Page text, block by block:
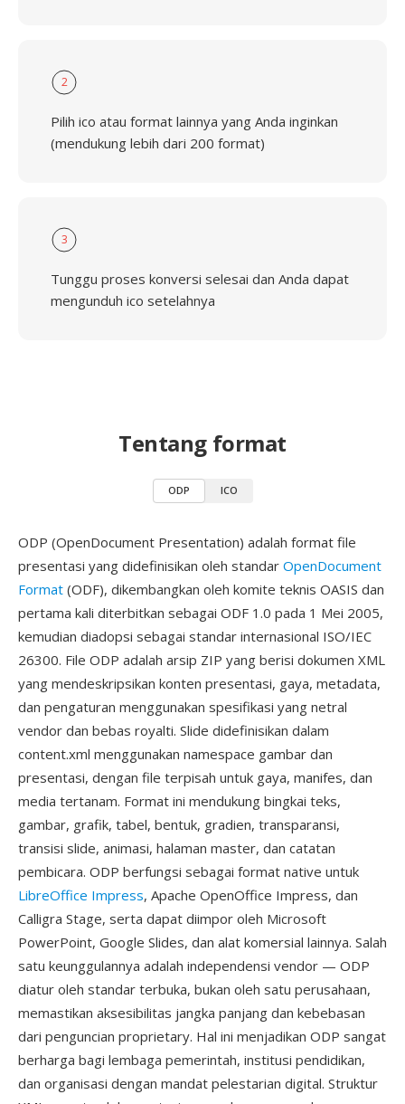
2
Pilih ico atau format lainnya yang Anda inginkan
(mendukung lebih dari 200 format)
3
Tunggu proses konversi selesai dan Anda dapat
mengunduh ico setelahnya
Tentang format
ODP ICO
ODP (OpenDocument Presentation) adalah format file
presentasi yang didefinisikan oleh standar OpenDocument
Format (ODF), dikembangkan oleh komite teknis OASIS dan
pertama kali diterbitkan sebagai ODF 1.0 pada 1 Mei 2005,
kemudian diadopsi sebagai standar internasional ISO/IEC
26300. File ODP adalah arsip ZIP yang berisi dokumen XML
yang mendeskripsikan konten presentasi, gaya, metadata,
dan pengaturan menggunakan spesifikasi yang netral
vendor dan bebas royalti. Slide didefinisikan dalam
content.xml menggunakan namespace gambar dan
presentasi, dengan file terpisah untuk gaya, manifes, dan
media tertanam. Format ini mendukung bingkai teks,
gambar, grafik, tabel, bentuk, gradien, transparansi,
transisi slide, animasi, halaman master, dan catatan
pembicara. ODP berfungsi sebagai format native untuk
LibreOffice Impress, Apache OpenOffice Impress, dan
Calligra Stage, serta dapat diimpor oleh Microsoft
PowerPoint, Google Slides, dan alat komersial lainnya. Salah
satu keunggulannya adalah independensi vendor — ODP
diatur oleh standar terbuka, bukan oleh satu perusahaan,
memastikan aksesibilitas jangka panjang dan kebebasan
dari penguncian proprietary. Hal ini menjadikan ODP sangat
berharga bagi lembaga pemerintah, institusi pendidikan,
dan organisasi dengan mandat pelestarian digital. Struktur